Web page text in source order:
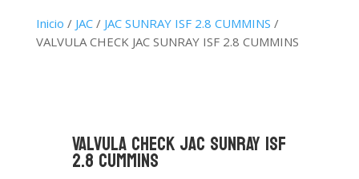
Inicio / JAC/ JAC SUNRAY ISF 2.8 CUMMINS /
VALVULA CHECK JAC SUNRAY ISF 2.8 CUMMINS
VALVULA CHECK JAC SUNRAY ISF
2.8 CUMMINS